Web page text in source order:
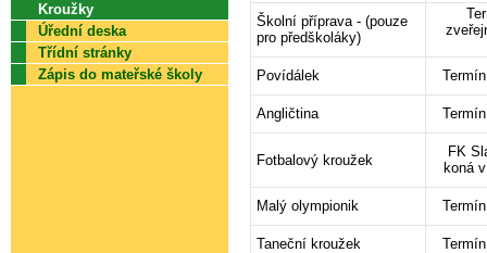
Kroužky
Úřední deska
Třídní stránky
Zápis do mateřské školy
Školní příprava - (pouze
pro předškoláky)
Povídálek
Angličtina
Fotbalový kroužek
FK
koná
Malý olympionik
Taneční kroužek